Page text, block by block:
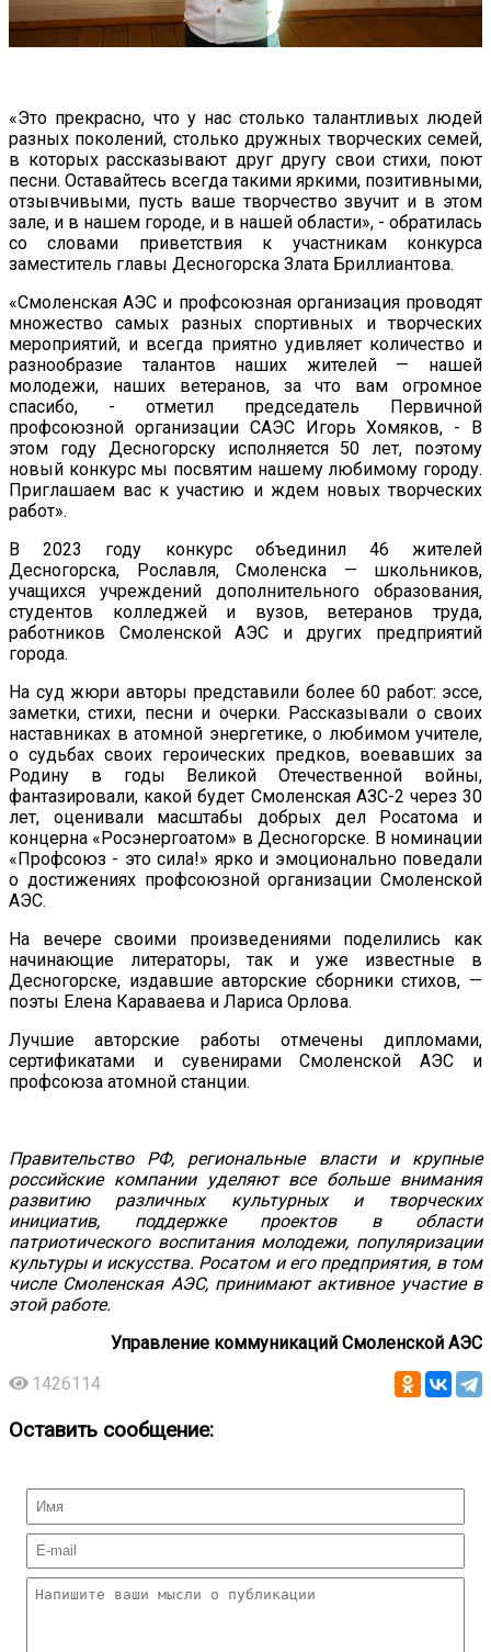
«Это прекрасно, что у нас столько талантливых людей
разных поколений, столько дружных творческих семей,
в которых рассказывают друг другу свои стихи, поют
песни. Оставайтесь всегда такими яркими, позитивными,
отзывчивыми, пусть ваше творчество звучит и в этом
зале, и в нашем городе, и в нашей области», - обратилась
со словами приветствия к участникам конкурса
заместитель главы Десногорска Злата Бриллиантова.
«Смоленская АЭС и профсоюзная организация проводят
множество самых разных спортивных и творческих
мероприятий, и всегда приятно удивляет количество и
разнообразие талантов наших жителей — нашей
молодежи, наших ветеранов, за что вам огромное
спасибо, - отметил председатель Первичной
профсоюзной организации САЭС Игорь Хомяков, - В
этом году Десногорску исполняется 50 лет, поэтому
новый конкурс мы посвятим нашему любимому городу.
Приглашаем вас к участию и ждем новых творческих
работ».
В 2023 году конкурс объединил 46 жителей
Десногорска, Рославля, Смоленска — школьников,
учащихся учреждений дополнительного образования,
студентов колледжей и вузов, ветеранов труда,
работников Смоленской АЭС и других предприятий
города.
На суд жюри авторы представили более 60 работ: эссе,
заметки, стихи, песни и очерки. Рассказывали о своих
наставниках в атомной энергетике, о любимом учителе,
о судьбах своих героических предков, воевавших за
Родину в годы Великой Отечественной войны,
фантазировали, какой будет Смоленская АЗС-2 через 30
лет, оценивали масштабы добрых дел Росатома и
концерна «Росэнергоатом» в Десногорске. В номинации
«Профсоюз - это сила!» ярко и эмоционально поведали
о достижениях профсоюзной организации Смоленской
АЭС.
На вечере своими произведениями поделились как
начинающие литераторы, так и уже известные в
Десногорске, издавшие авторские сборники стихов, —
поэты Елена Караваева и Лариса Орлова.
Лучшие авторские работы отмечены дипломами,
сертификатами и сувенирами Смоленской АЭС и
профсоюза атомной станции.
Правительство РФ, региональные власти и крупные
российские компании уделяют все больше внимания
развитию различных культурных и творческих
инициатив, поддержке проектов в области
патриотического воспитания молодежи, популяризации
культуры и искусства. Росатом и его предприятия, в том
числе Смоленская АЭС, принимают активное участие в
этой работе.
Управление коммуникаций Смоленской АЭС
1426114
Оставить сообщение: